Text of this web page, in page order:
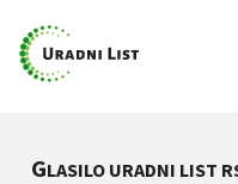
GLASILO URADNI LIST